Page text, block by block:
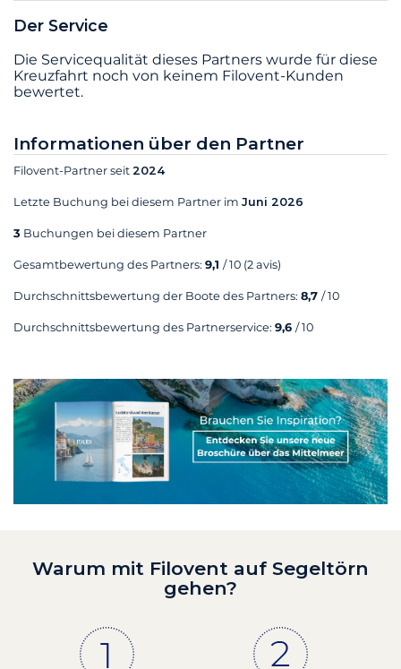
Der Service
Die Servicequalität dieses Partners wurde für diese
Kreuzfahrt noch von keinem Filovent-Kunden
bewertet.
Informationen über den Partner
Filovent-Partner seit 2024
Letzte Buchung bei diesem Partner im Juni 2026
3 Buchungen bei diesem Partner
Gesamtbewertung des Partners: 9,1 / 10 (2 avis)
Durchschnittsbewertung der Boote des Partners: 8,7 / 10
Durchschnittsbewertung des Partnerservice: 9,6 / 10
Warum mit Filovent auf Segeltörn
gehen?